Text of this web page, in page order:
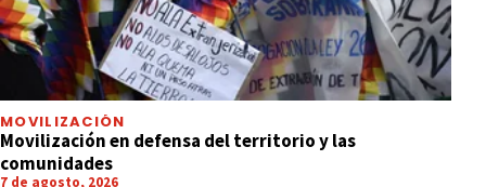
MOVILIZACIÓN
Movilización en defensa del territorio y las
comunidades
7 de agosto, 2026